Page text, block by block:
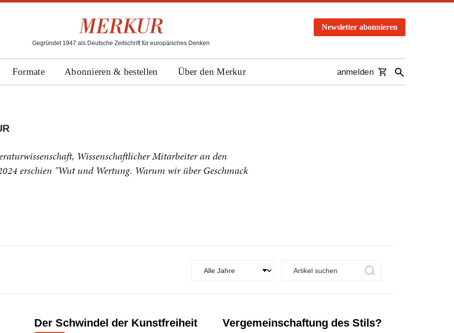
Gegründet 1947 als Deutsche Zeitschrift für europäisches Denken
Newsletter abonnieren
Formate Abonnieren & bestellen Über den Merkur anmelden
Wissenschaftlicher Mitarbeiter an den
erschien "Wut und Wertung. Warum wir über Geschmack
Der Schwindel der Kunstfreiheit
Vergemeinschaftung des Stils?